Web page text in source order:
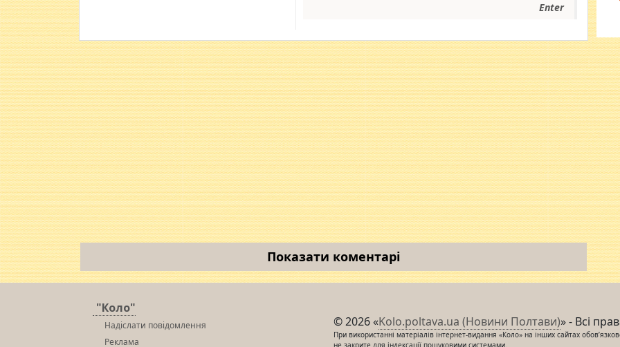
Enter
Показати коментарі
"Коло"
Надіслати повідомлення
Реклама
© 2026 «Kolo.poltava.ua (Новини Полтави)» - Всі
При використанні матеріалів інтернет-видання «Коло» на інших сайтах
не закрите для індексації пошуковими системами.